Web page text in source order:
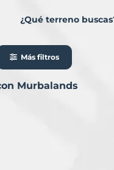
¿Qué terreno
Más filtros
Murbalands